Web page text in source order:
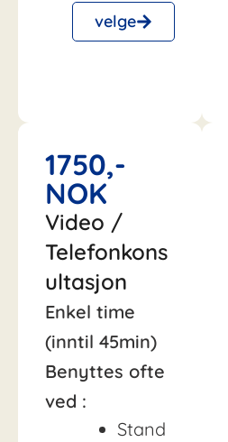
velge
1750,-
NOK
Video /
Telefonkons
ultasjon
Enkel time
(inntil 45min)
Benyttes ofte
ved :
Stand